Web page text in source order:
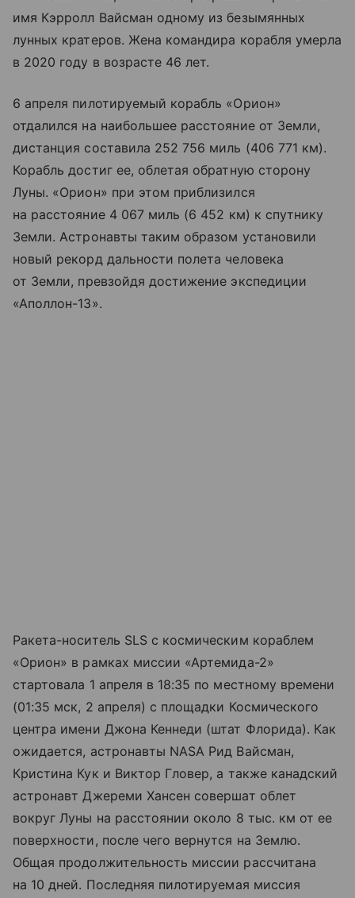
имя Кэрролл Вайсман одному из безымянных
лунных кратеров. Жена командира корабля умерла
в 2020 году в возрасте 46 лет.
6 апреля пилотируемый корабль «Орион»
отдалился на наибольшее расстояние от Земли,
дистанция составила 252 756 миль (406 771 км).
Корабль достиг ее, облетая обратную сторону
Луны. «Орион» при этом приблизился
на расстояние 4 067 миль (6 452 км) к спутнику
Земли. Астронавты таким образом установили
новый рекорд дальности полета человека
от Земли, превзойдя достижение экспедиции
«Аполлон-13».
Ракета-носитель SLS с космическим кораблем
«Орион» в рамках миссии «Артемида-2»
стартовала 1 апреля в 18:35 по местному времени
(01:35 мск, 2 апреля) с площадки Космического
центра имени Джона Кеннеди (штат Флорида). Как
ожидается, астронавты NASA Рид Вайсман,
Кристина Кук и Виктор Гловер, а также канадский
астронавт Джереми Хансен совершат облет
вокруг Луны на расстоянии около 8 тыс. км от ее
поверхности, после чего вернутся на Землю.
Общая продолжительность миссии рассчитана
на 10 дней. Последняя пилотируемая миссия